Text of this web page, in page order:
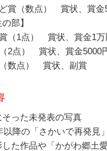
賞（数点） 賞状、賞金
部】
（1点） 賞状、賞金1万
2点） 賞状、賞金5000
数点） 賞状、副賞
そった未発表の写真
降の「さかいで再発見
た作品や「かがわ郷土